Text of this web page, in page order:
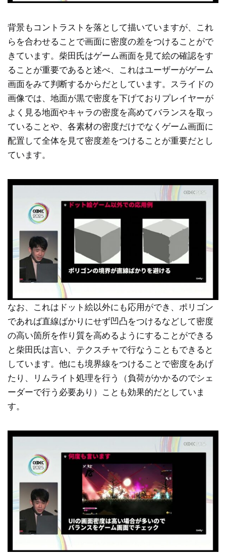
背景もコントラストを落として描いていますが、これ
らを合わせることで画面に密度の差をつけることがで
きています。柴田氏はゲーム画面を見て絵の確認をす
ることが重要であると述べ、これはユーザーがゲーム
画面をみて判断するからだとしています。スライドの
画像では、地面が黒で密度を下げておりプレイヤーが
よく見る地面やキャラの密度を高めてバランスを取っ
ていることや、各素材の密度だけでなくゲーム画面に
配置して全体を見て密度差をつけることが重要だとし
ています。
なお、これはドット絵以外にも応用ができ、ポリゴン
であれば直線ばかりにせず凹凸をつけるなどして密度
の高い箇所を作り質を高めるようにすることができる
と柴田氏は言い、テクスチャで行なうこともできると
しています。他にも境界線をつけることで密度をあげ
たり、リムライト処理を行う（負荷がかかるのでシェ
ーダーで行う必要あり）ことも効果的だとしていま
す。